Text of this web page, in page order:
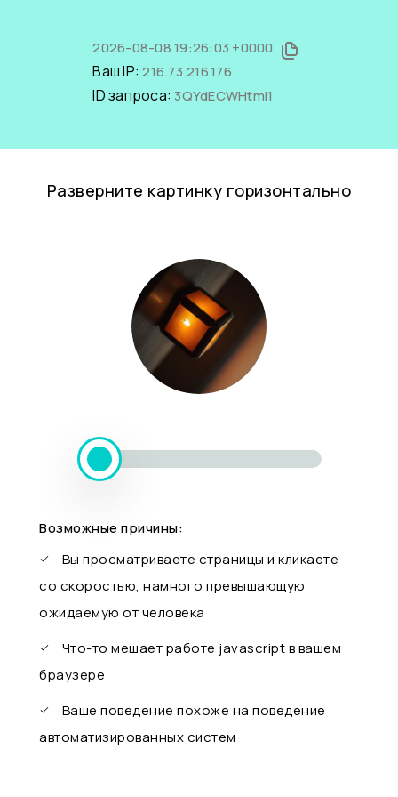
2026-08-08 19:26:03 +0000
Ваш IP:216.73.216.176
ID запроса: 3QYdECWHtmI1
Разверните картинку горизонтально
Возможные причины:
Вы просматриваете страницы и кликаете
со скоростью, намного превышающую
ожидаемую от человека
Что-то мешает работе javascript в вашем
браузере
Ваше поведение похоже на поведение
автоматизированных систем